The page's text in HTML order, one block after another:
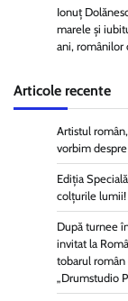
Ionuț
marele și
ani, românilor
Articole recente
Artistul
vorbim
Ediția
colțurile lumii!
După turnee
invitat la
tobarul român
„Drumstudio